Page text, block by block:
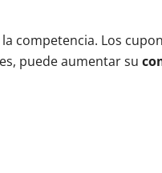
competencia. Los
puede aumentar su